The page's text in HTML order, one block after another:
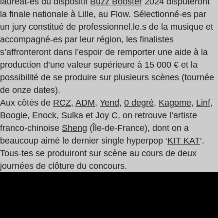
la finale nationale à Lille, au Flow. Sélectionné-es par
un jury constitué de professionnel.le.s de la musique et
accompagné-es par leur région, les finalistes
s’affronteront dans l’espoir de remporter une aide à la
production d’une valeur supérieure à 15 000 € et la
possibilité de se produire sur plusieurs scènes (tournée
de onze dates).
Aux côtés de RCZ, ADM, Yend, 0 degré, Kagome, Linf,
Boogie, Enock, Sulka et Joy C, on retrouve l’artiste
franco-chinoise Sheng (Île-de-France), dont on a
beaucoup aimé le dernier single hyperpop ‘KIT KAT‘.
Tous-tes se produiront sur scène au cours de deux
journées de clôture du concours.